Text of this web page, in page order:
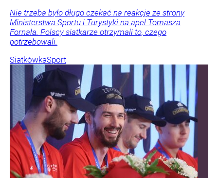
Nie trzeba było długo czekać na reakcję ze strony
Ministerstwa Sportu i Turystyki na apel Tomasza
Fornala. Polscy siatkarze otrzymali to, czego
potrzebowali.
SiatkówkaSport